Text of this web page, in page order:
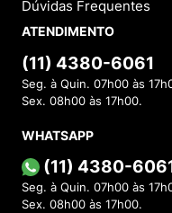
Dúvidas Frequentes
ATENDIMENTO
(11) 4380-6061
Seg. à Quin. 07h00 às
Sex. 08h00 às 17h00.
WHATSAPP
(11) 4380-
Seg. à Quin. 07h00 às
Sex. 08h00 às 17h00.